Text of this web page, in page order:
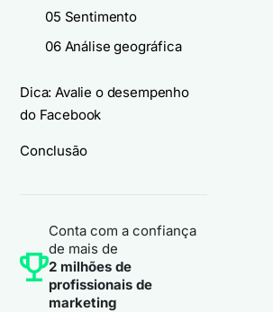
05 Sentimento
06 Análise geográfica
Dica: Avalie o desempenho
do Facebook
Conclusão
Conta com a confiança
de mais de
2 milhões de
profissionais de
marketing